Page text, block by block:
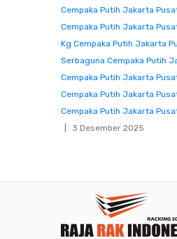
Cempaka Putih Jakarta
Cempaka Putih Jakarta
Kg Cempaka Putih Jakarta
Serbaguna Cempaka Putih
Cempaka Putih Jakarta
Cempaka Putih Jakarta
Cempaka Putih Jakarta
3 Desember 2025